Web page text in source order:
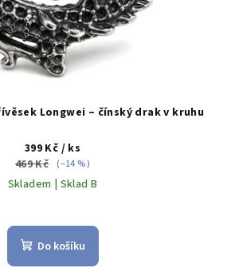
Longwei – čínský drak v kruhu
399 Kč / ks
469 Kč (–14 %)
Skladem | Sklad B
Do košíku